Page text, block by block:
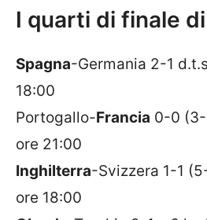
I quarti di finale
Spagna-Germania 2-1
18:00
Portogallo-Francia 0-0 (3-
ore 21:00
Inghilterra-Svizzera 1-1
ore 18:00